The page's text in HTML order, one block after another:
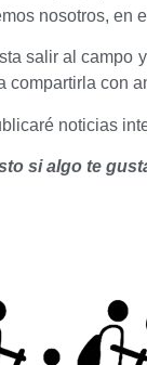
nosotros, en
salir al campo
compartirla con
noticias
si algo te